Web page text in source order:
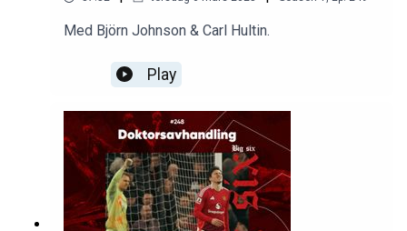
Med Björn Johnson & Carl Hultin.
Play